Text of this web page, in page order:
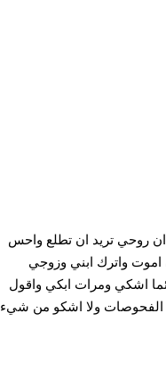
روحي تريد ان تطلع واحس
اموت واترك ابني وزوجي
اشكي ومرات ابكي واقول
الفحوصات ولا اشكو من شيء